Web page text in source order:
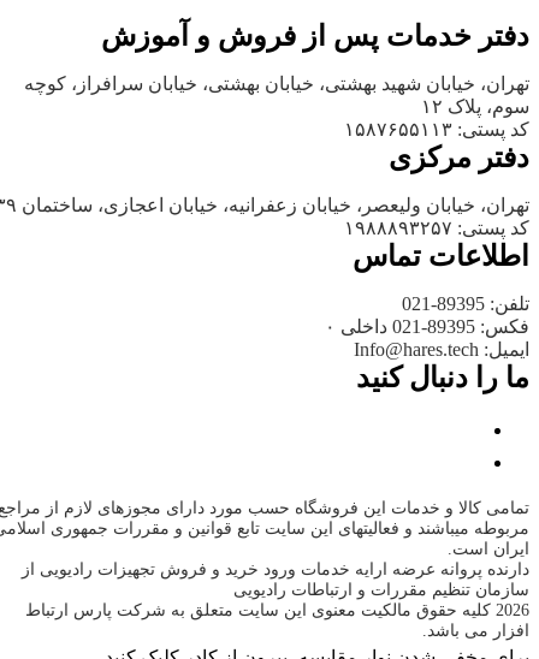
دفتر خدمات پس از فروش و آموزش
تهران، خیابان شهید بهشتی، خیابان بهشتی، خیابان سرافراز، کوچه
سوم، پلاک ۱۲
کد پستی: ۱۵۸۷۶۵۵۱۱۳
دفتر مرکزی
تهران، خیابان ولیعصر، خیابان زعفرانیه، خیابان اعجازی، ساختمان ۳۹
کد پستی: ۱۹۸۸۸۹۳۲۵۷
اطلاعات تماس
تلفن: 89395-021
فکس: 89395-021 داخلی ۰
ایمیل: Info@hares.tech
ما را دنبال کنید
تمامی کالا و خدمات این فروشگاه حسب مورد دارای مجوزهای لازم از مراجع
مربوطه میباشند و فعالیتهای این سایت تابع قوانین و مقررات جمهوری اسلامی
ایران است.
دارنده پروانه عرضه ارایه خدمات ورود خرید و فروش تجهیزات رادیویی از
سازمان تنظیم مقررات و ارتباطات رادیویی
2026 کلیه حقوق مالکیت معنوی این سایت متعلق به شرکت پارس ارتباط
افزار می باشد.